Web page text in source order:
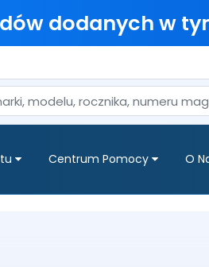
dodanych w
Centrum Pomocy O